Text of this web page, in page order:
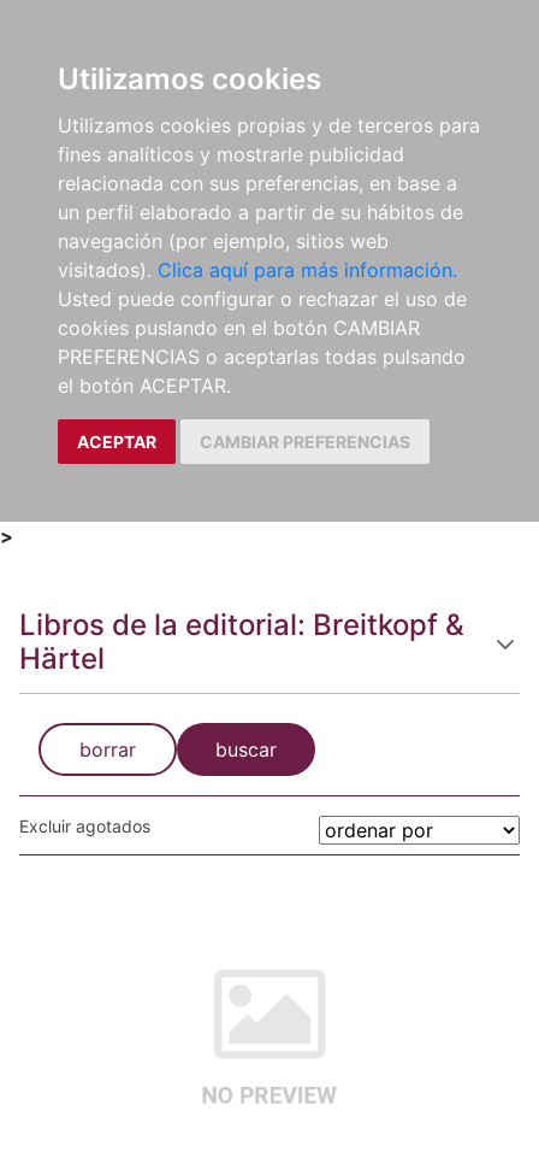
Utilizamos cookies
Utilizamos cookies propias y de terceros para
fines analíticos y mostrarle publicidad
relacionada con sus preferencias, en base a
un perfil elaborado a partir de su hábitos de
navegación (por ejemplo, sitios web
visitados). Clica aquí para más información.
Usted puede configurar o rechazar el uso de
cookies puslando en el botón CAMBIAR
PREFERENCIAS o aceptarlas todas pulsando
el botón ACEPTAR.
ACEPTAR CAMBIAR PREFERENCIAS
>
Libros de la editorial: Breitkopf &
Härtel
borrar buscar
Excluir agotados